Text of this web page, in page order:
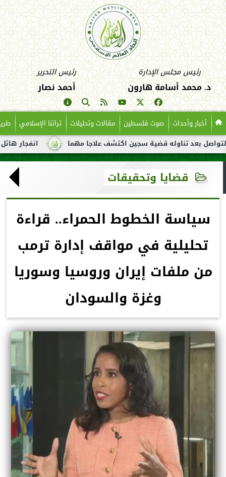
رئيس مجلس الإدارة
د. محمد أسامة هارون
رئيس التحرير
أحمد نصار
أخبار وأحداث صوت فلسطين مقالات وتحليلات تراثنا الإسلامي
انفجار هائل لناقلة نفط تناوله قضية سجين اكتشف علاجا مهما
قضايا وتحقيقات
سياسة الخطوط الحمراء.. قراءة
تحليلية في مواقف إدارة ترمب
من ملفات إيران وروسيا وسوريا
وغزة والسودان